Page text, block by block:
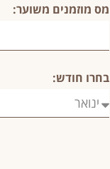
מס מוזמנים משוער:
בחרו חודש: